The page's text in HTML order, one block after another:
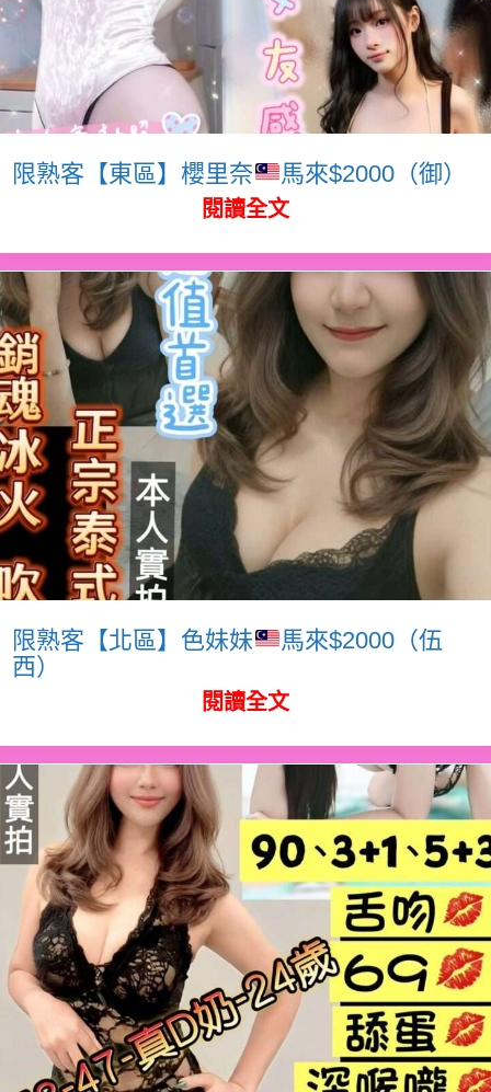
限熟客【東區】櫻里奈 馬來$2000（御）
閱讀全文
限熟客【北區】色妹妹
馬來$2000（伍
西）
閱讀全文